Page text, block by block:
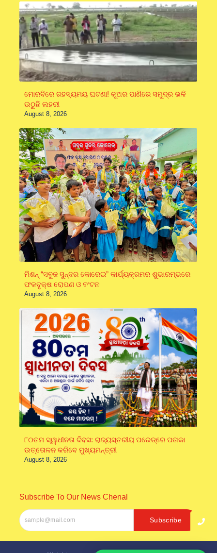
ମୋରବିରେ ରହସ୍ୟମୟ ଘଟଣା! କୂଅର ପାଣିରେ ସମୁଦ୍ର ଭଳି
ଉଠୁଛି ଲହରୀ
August 8, 2026
ମିଶନ୍ “ସବୁଜ ସୁନ୍ଦର କୋରେଇ” କାର୍ଯ୍ୟକ୍ରମର ଶୁଭାରମ୍ଭରେ
ଫଳବୃକ୍ଷ ରୋପଣ ଓ ବଂଟନ
August 8, 2026
୮୦ତମ ସ୍ୱାଧୀନତା ଦିବସ: ରାଜ୍ୟସ୍ତରୀୟ ପରେଡ୍‌ରେ ପତାକା
ଉତ୍ତୋଳନ କରିବେ ମୁଖ୍ୟମନ୍ତ୍ରୀ
August 8, 2026
Subscribe To Our News Chenal
Subscribe